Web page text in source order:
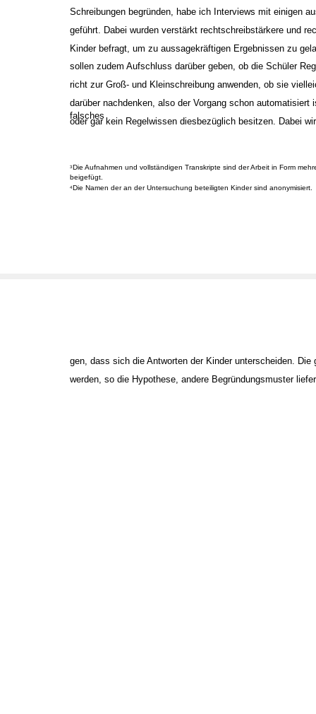
Schreibungen begründen, habe ich Interviews mit einigen
geführt. Dabei wurden verstärkt rechtschreibstärkere und
Kinder befragt, um zu aussagekräftigen Ergebnissen zu
sollen zudem Aufschluss darüber geben, ob die Schüler
richt zur Groß- und Kleinschreibung anwenden, ob sie
darüber nachdenken, also der Vorgang schon automatisiert
falsches
oder gar kein Regelwissen diesbezüglich besitzen. Dabei
3Die Aufnahmen und vollständigen Transkripte sind der Arbeit in Form
beigefügt.
4Die Namen der an der Untersuchung beteiligten Kinder sind anonymisiert.
gen, dass sich die Antworten der Kinder unterscheiden. Die
werden, so die Hypothese, andere Begründungsmuster